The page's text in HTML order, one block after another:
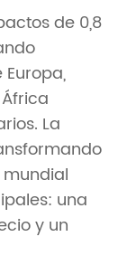
de 0,8
La
una
y un